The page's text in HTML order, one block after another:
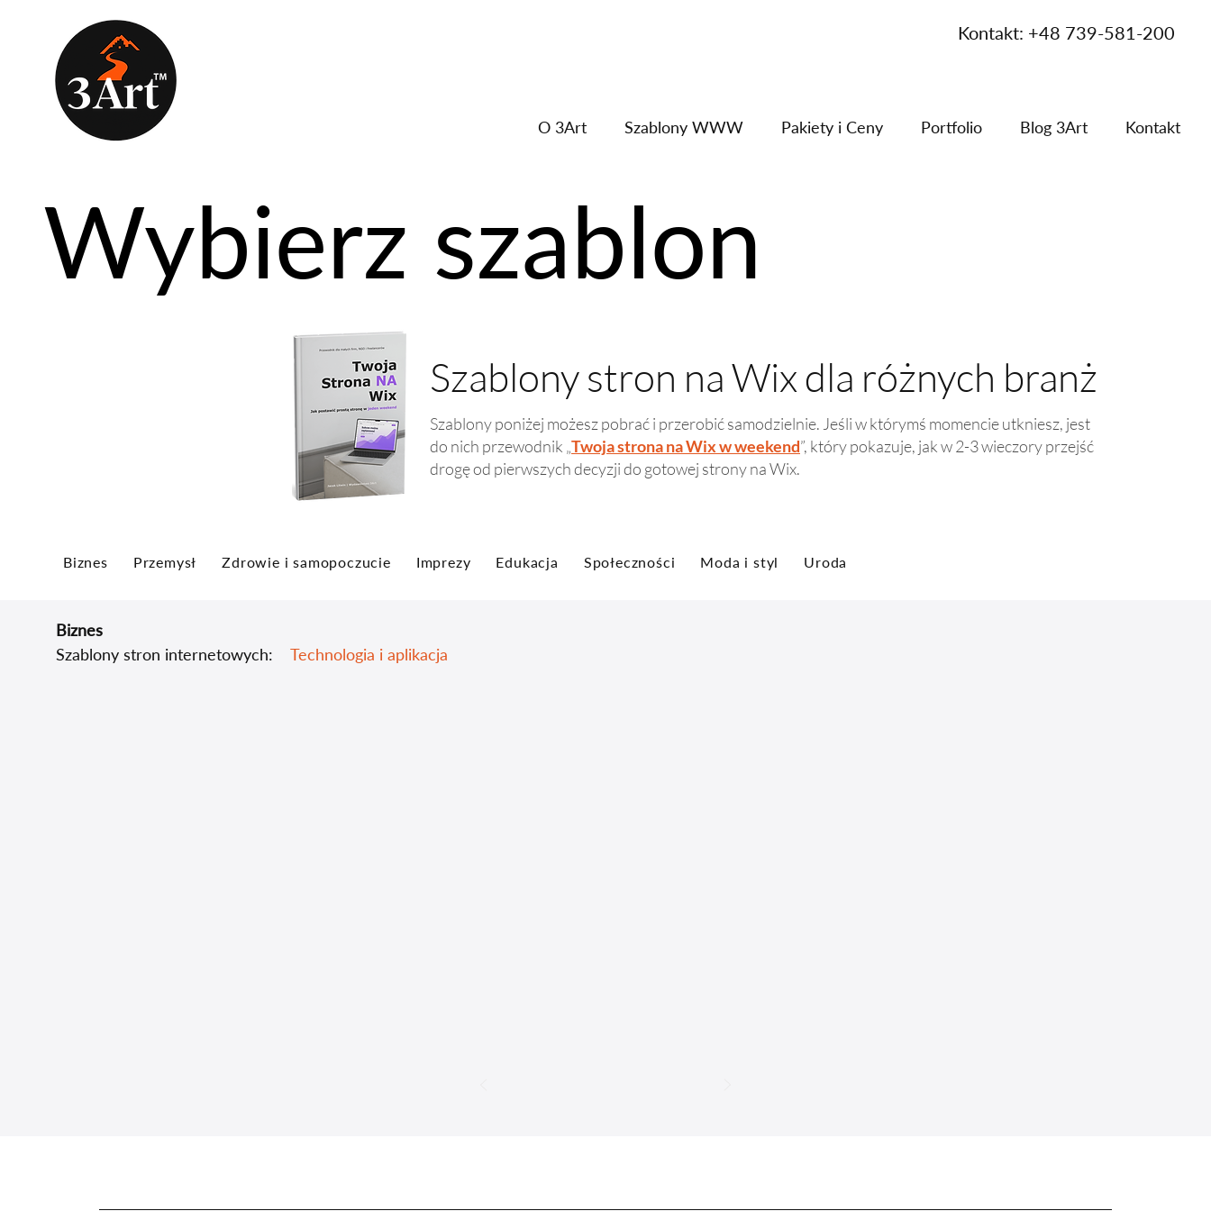
Kontakt: +48 739-581-200
O 3Art Szablony WWW Pakiety i Ceny Portfolio Blog 3Art Kontakt
Wybierz szablon
Szablony stron na Wix dla różnych branż
​Szablony poniżej możesz pobrać i przerobić samodzielnie. Jeśli w którymś momencie utkniesz, jest
do nich przewodnik „Twoja strona na Wix w weekend”, który pokazuje, jak w 2-3 wieczory przejść
drogę od pierwszych decyzji do gotowej strony na Wix.
Biznes Przemysł Zdrowie i samopoczucie Imprezy Edukacja Społeczności Moda i styl Uroda
Biznes
Szablony stron internetowych:
Technologia i aplikacja